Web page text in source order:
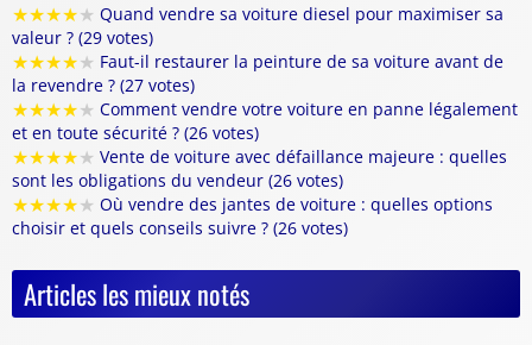
★★★★★ Quand vendre sa voiture diesel pour maximiser sa
valeur ? (29 votes)
★★★★★ Faut-il restaurer la peinture de sa voiture avant de
la revendre ? (27 votes)
★★★★★ Comment vendre votre voiture en panne légalement
et en toute sécurité ? (26 votes)
★★★★★ Vente de voiture avec défaillance majeure : quelles
sont les obligations du vendeur (26 votes)
★★★★★ Où vendre des jantes de voiture : quelles options
choisir et quels conseils suivre ? (26 votes)
Articles les mieux notés